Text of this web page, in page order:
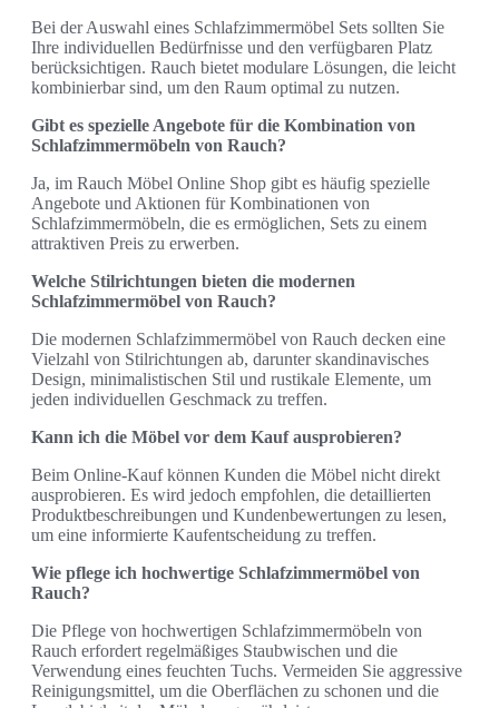
Bei der Auswahl eines Schlafzimmermöbel Sets sollten Sie
Ihre individuellen Bedürfnisse und den verfügbaren Platz
berücksichtigen. Rauch bietet modulare Lösungen, die leicht
kombinierbar sind, um den Raum optimal zu nutzen.
Gibt es spezielle Angebote für die Kombination von
Schlafzimmermöbeln von Rauch?
Ja, im Rauch Möbel Online Shop gibt es häufig spezielle
Angebote und Aktionen für Kombinationen von
Schlafzimmermöbeln, die es ermöglichen, Sets zu einem
attraktiven Preis zu erwerben.
Welche Stilrichtungen bieten die modernen
Schlafzimmermöbel von Rauch?
Die modernen Schlafzimmermöbel von Rauch decken eine
Vielzahl von Stilrichtungen ab, darunter skandinavisches
Design, minimalistischen Stil und rustikale Elemente, um
jeden individuellen Geschmack zu treffen.
Kann ich die Möbel vor dem Kauf ausprobieren?
Beim Online-Kauf können Kunden die Möbel nicht direkt
ausprobieren. Es wird jedoch empfohlen, die detaillierten
Produktbeschreibungen und Kundenbewertungen zu lesen,
um eine informierte Kaufentscheidung zu treffen.
Wie pflege ich hochwertige Schlafzimmermöbel von
Rauch?
Die Pflege von hochwertigen Schlafzimmermöbeln von
Rauch erfordert regelmäßiges Staubwischen und die
Verwendung eines feuchten Tuchs. Vermeiden Sie aggressive
Reinigungsmittel, um die Oberflächen zu schonen und die